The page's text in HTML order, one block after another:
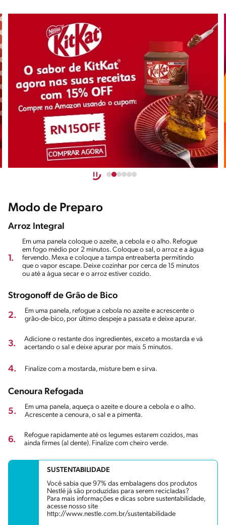
Modo de Preparo
Arroz Integral
1.
Em uma panela coloque o azeite, a cebola e o alho. Refogue
em fogo médio por 2 minutos. Coloque o sal, o arroz e a água
fervendo. Mexa e coloque a tampa entreaberta permitindo
que o vapor escape. Deixe cozinhar por cerca de 15 minutos
ou até a água secar e o arroz estiver cozido.
Strogonoff de Grão de Bico
2.
Em uma panela, refogue a cebola no azeite e acrescente o
grão-de-bico, por último despeje a passata e deixe apurar.
3.
Adicione o restante dos ingredientes, exceto a mostarda e vá
acertando o sal e deixe apurar por mais 5 minutos.
4. Finalize com a mostarda, misture bem e sirva.
Cenoura Refogada
5.
Em uma panela, aqueça o azeite e doure a cebola e o alho.
Acrescente a cenoura, o sal e a pimenta.
6.
Refogue rapidamente até os legumes estarem cozidos, mas
ainda firmes (al dente). Finalize com cheiro verde.
SUSTENTABILIDADE
Você sabia que 97% das embalagens dos produtos
Nestlé já são produzidas para serem recicladas?
Para mais informações e dicas sobre sustentabilidade,
acesse nosso site
http://www.nestle.com.br/sustentabilidade